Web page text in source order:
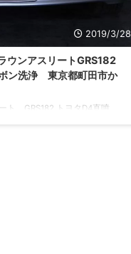
2019/3/28
ウンアスリートGRS182
ン洗浄 東京都町田市か
ト GRS182 トヨタD4直噴